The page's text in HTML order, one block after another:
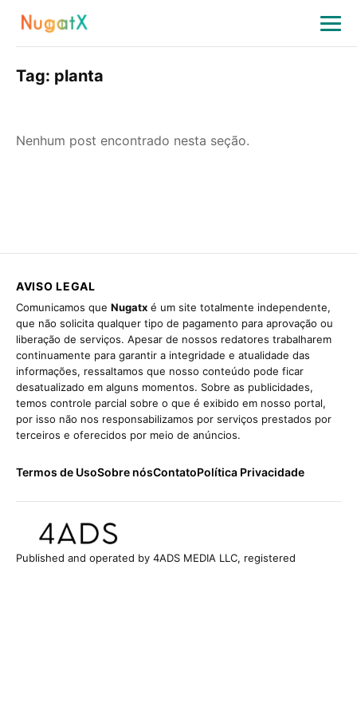
Tag: planta
Nenhum post encontrado nesta seção.
AVISO LEGAL
Comunicamos que Nugatx é um site totalmente independente,
que não solicita qualquer tipo de pagamento para aprovação ou
liberação de serviços. Apesar de nossos redatores trabalharem
continuamente para garantir a integridade e atualidade das
informações, ressaltamos que nosso conteúdo pode ficar
desatualizado em alguns momentos. Sobre as publicidades,
temos controle parcial sobre o que é exibido em nosso portal,
por isso não nos responsabilizamos por serviços prestados por
terceiros e oferecidos por meio de anúncios.
Termos de UsoSobre nósContatoPolítica Privacidade
Published and operated by 4ADS MEDIA LLC, registered